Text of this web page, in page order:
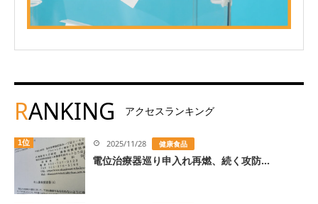
RANKING アクセスランキング
1位 2025/11/28 健康食品
電位治療器巡り申入れ再燃、続く攻防...